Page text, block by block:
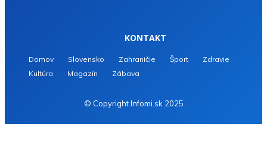
KONTAKT
Domov Slovensko Zahraničie Šport
Zdravie
Kultúra
Magazín Zábava
© Copyright Infomi.sk 2025